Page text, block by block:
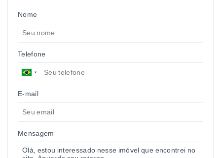
Nome
Telefone
E-mail
Mensagem